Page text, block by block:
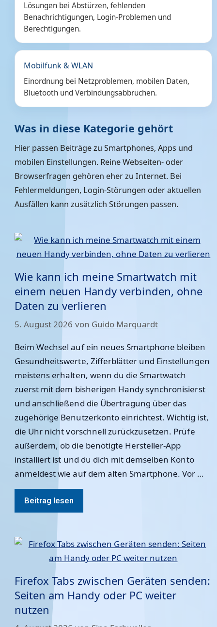
Lösungen bei Abstürzen, fehlenden
Benachrichtigungen, Login-Problemen und
Berechtigungen.
Mobilfunk & WLAN
Einordnung bei Netzproblemen, mobilen Daten,
Bluetooth und Verbindungsabbrüchen.
Was in diese Kategorie gehört
Hier passen Beiträge zu Smartphones, Apps und
mobilen Einstellungen. Reine Webseiten- oder
Browserfragen gehören eher zu Internet. Bei
Fehlermeldungen, Login-Störungen oder aktuellen
Ausfällen kann zusätzlich Störungen passen.
Wie kann ich meine Smartwatch mit
einem neuen Handy verbinden, ohne
Daten zu verlieren
5. August 2026 von Guido Marquardt
Beim Wechsel auf ein neues Smartphone bleiben
Gesundheitswerte, Zifferblätter und Einstellungen
meistens erhalten, wenn du die Smartwatch
zuerst mit dem bisherigen Handy synchronisierst
und anschließend die Übertragung über das
zugehörige Benutzerkonto einrichtest. Wichtig ist,
die Uhr nicht vorschnell zurückzusetzen. Prüfe
außerdem, ob die benötigte Hersteller-App
installiert ist und du dich mit demselben Konto
anmeldest wie auf dem alten Smartphone. Vor …
Beitrag lesen
Firefox Tabs zwischen Geräten senden:
Seiten am Handy oder PC weiter
nutzen